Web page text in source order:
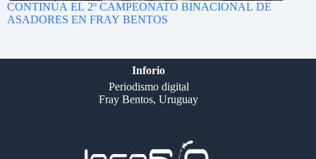
CONTINÚA EL 2º CAMPEONATO BINACIONAL DE
ASADORES EN FRAY BENTOS
Inforio
Periodismo digital
Fray Bentos, Uruguay